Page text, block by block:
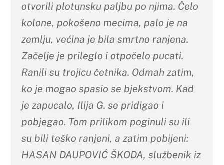
otvorili plotunsku paljbu po njima. Čelo
kolone, pokošeno mecima, palo je na
zemlju, većina je bila smrtno ranjena.
Začelje je prileglo i otpočelo pucati.
Ranili su trojicu četnika. Odmah zatim,
ko je mogao spasio se bjekstvom. Kad
je zapucalo, Ilija G. se pridigao i
pobjegao. Tom prilikom poginuli su ili
su bili teško ranjeni, a zatim pobijeni:
HASAN DAUPOVIĆ ŠKODA, službenik iz